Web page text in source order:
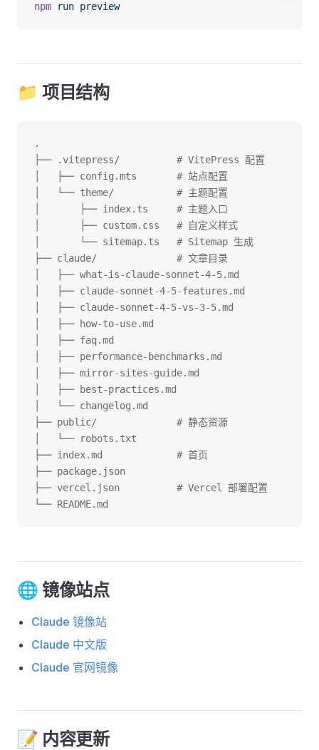
npm run preview
📁 项目结构
.
├── .vitepress/          # VitePress 配置
│   ├── config.mts       # 站点配置
│   └── theme/           # 主题配置
│       ├── index.ts     # 主题入口
│       ├── custom.css   # 自定义样式
│       └── sitemap.ts   # Sitemap 生成
├── claude/              # 文章目录
│   ├── what-is-claude-sonnet-4-5.md
│   ├── claude-sonnet-4-5-features.md
│   ├── claude-sonnet-4-5-vs-3-5.md
│   ├── how-to-use.md
│   ├── faq.md
│   ├── performance-benchmarks.md
│   ├── mirror-sites-guide.md
│   ├── best-practices.md
│   └── changelog.md
├── public/              # 静态资源
│   └── robots.txt
├── index.md             # 首页
├── package.json
├── vercel.json          # Vercel 部署配置
└── README.md
🌐 镜像站点
Claude 镜像站
Claude 中文版
Claude 官网镜像
📝 内容更新